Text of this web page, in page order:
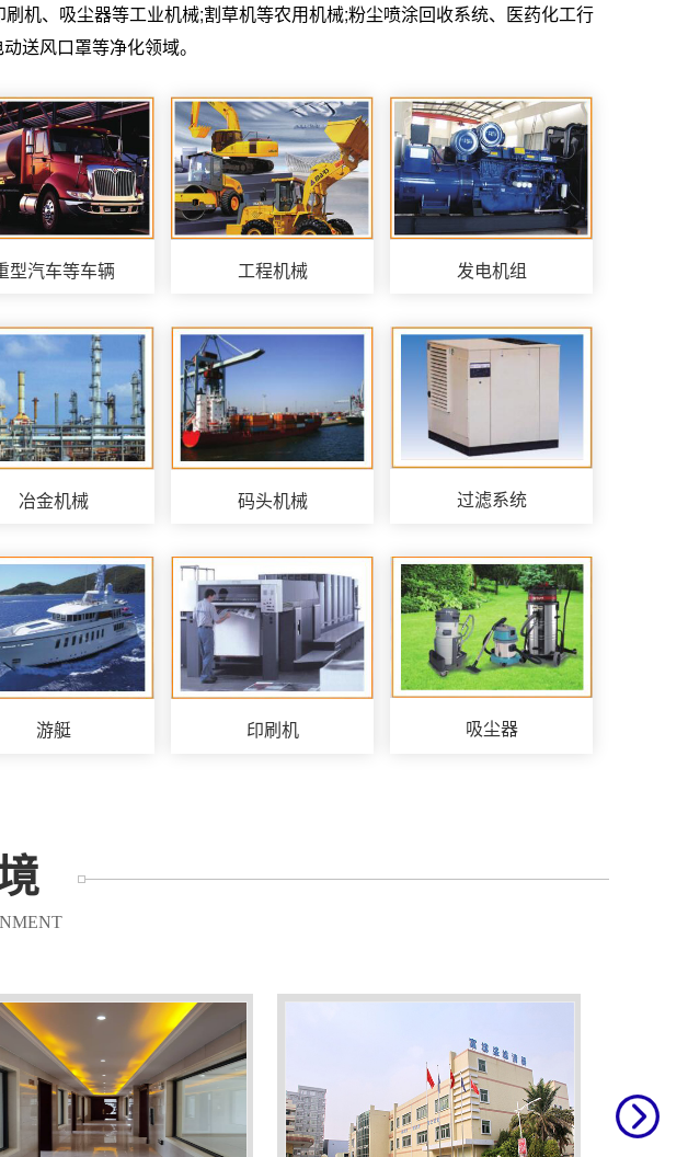
机、吸尘器等工业机械;割草机等农用机械;粉尘喷涂回收系统、医药化工行
送风口罩等净化领域。
型汽车等车辆 工程机械 发电机组
冶金机械 码头机械 过滤系统
游艇 印刷机 吸尘器